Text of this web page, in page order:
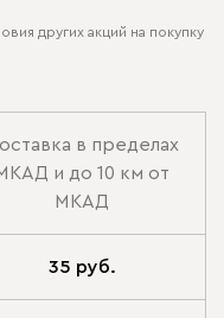
других акций на покупку
в пределах
и до 10 км от
МКАД
35 руб.